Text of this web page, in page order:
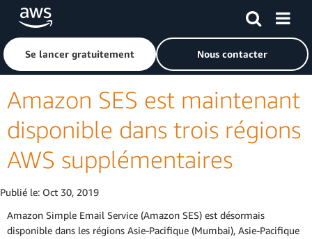
Passer au contenu principal
Cliquer ici pour revenir à la page d'accueil d'Amazon Web
Se lancer gratuitement Nous contacter
Amazon SES est maintenant
disponible dans trois régions
AWS supplémentaires
Publié le: Oct 30, 2019
Amazon Simple Email Service (Amazon SES) est désormais
disponible dans les régions Asie-Pacifique (Mumbai), Asie-Pacifique